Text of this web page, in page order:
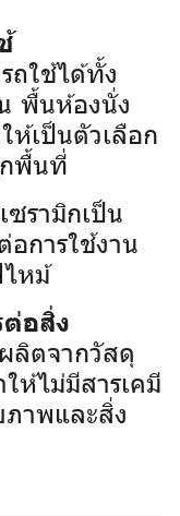
ถใช้ได้ทั้ง
พื้นห้องนั่ง
ห้เป็นตัวเลือก
พื้นที่
ซรามิกเป็น
การใช้งาน
หม้
อสิ่ง
ลิตจากวัสดุ
ห้ไม่มีสารเคมี
าพและสิ่ง